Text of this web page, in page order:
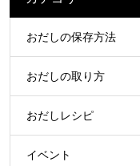
おだしの保存方法
おだしの取り方
おだしレシピ
イベント